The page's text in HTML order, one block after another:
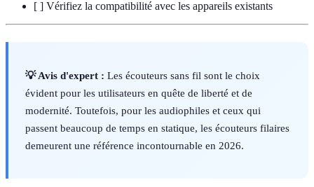
[ ] Vérifiez la compatibilité avec les appareils existants
💡 Avis d'expert : Les écouteurs sans fil sont le choix
évident pour les utilisateurs en quête de liberté et de
modernité. Toutefois, pour les audiophiles et ceux qui
passent beaucoup de temps en statique, les écouteurs filaires
demeurent une référence incontournable en 2026.